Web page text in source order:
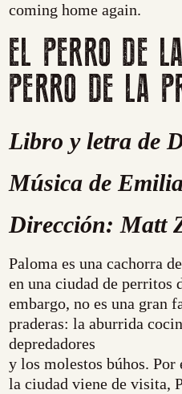
coming home again.
EL PERRO DE
PERRO DE LA
Libro y letra de
Música de
Dirección: Matt
Paloma es una cachorra
en una ciudad de perritos
embargo, no es una gran
praderas: la aburrida
depredadores
y los molestos búhos. Por
la ciudad viene de visita,